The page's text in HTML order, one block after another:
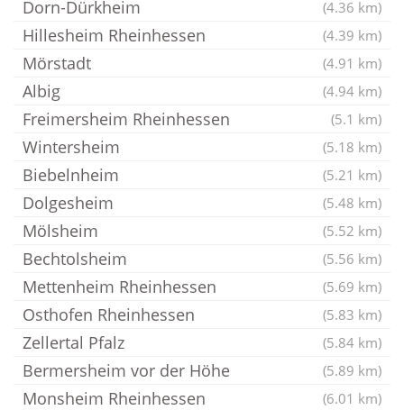
Dorn-Dürkheim (4.36 km)
Hillesheim Rheinhessen (4.39 km)
Mörstadt (4.91 km)
Albig (4.94 km)
Freimersheim Rheinhessen (5.1 km)
Wintersheim (5.18 km)
Biebelnheim (5.21 km)
Dolgesheim (5.48 km)
Mölsheim (5.52 km)
Bechtolsheim (5.56 km)
Mettenheim Rheinhessen (5.69 km)
Osthofen Rheinhessen (5.83 km)
Zellertal Pfalz (5.84 km)
Bermersheim vor der Höhe (5.89 km)
Monsheim Rheinhessen (6.01 km)